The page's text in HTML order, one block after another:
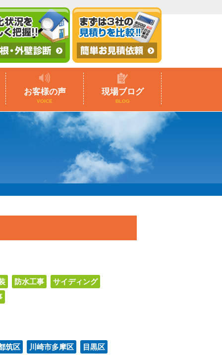
お客様の声
VOICE
現場ブログ
BLOG
防水工事
サイディング
筑区 川崎市多摩区
目黒区